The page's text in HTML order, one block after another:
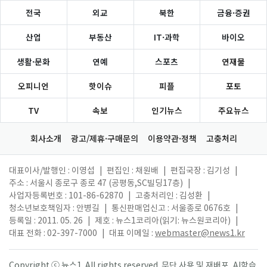
전국 외교 북한 금융·증권
산업 부동산 IT·과학 바이오
생활·문화 연예 스포츠 연재물
오피니언 핫이슈 피플 포토
TV 속보 인기뉴스 주요뉴스
회사소개 광고/제휴·구매문의 이용약관·정책 고충처리
대표이사/발행인 : 이영섭 편집인 : 채원배 편집국장 : 김기성
주소 : 서울시 종로구 종로 47 (공평동,SC빌딩17층)
사업자등록번호 : 101-86-62870
고충처리인 : 김성환
청소년보호책임자 : 안병길
통신판매업신고 : 서울종로 0676호
등록일 : 2011. 05. 26
제호 : 뉴스1코리아(읽기: 뉴스원코리아)
대표 전화 : 02-397-7000
대표 이메일 : webmaster@news1.kr